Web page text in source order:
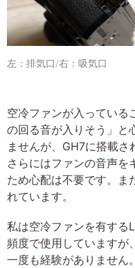
左：排気口/右：吸気口
空冷ファンが入っている
の回る音が入りそう」と
ませんが、GH7に搭載さ
さらにはファンの音声を
ため心配は不要です。ま
れています。
私は空冷ファンを有する
頻度で使用していますが
一度も経験がありません。